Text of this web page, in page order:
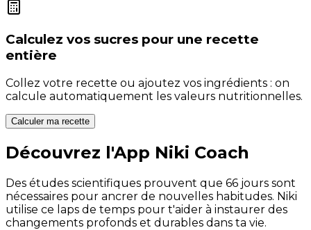
Calculez vos sucres pour une recette
entière
Collez votre recette ou ajoutez vos ingrédients : on
calcule automatiquement les valeurs nutritionnelles.
Calculer ma recette
Découvrez l'App Niki Coach
Des études scientifiques prouvent que 66 jours sont
nécessaires pour ancrer de nouvelles habitudes. Niki
utilise ce laps de temps pour t'aider à instaurer des
changements profonds et durables dans ta vie.